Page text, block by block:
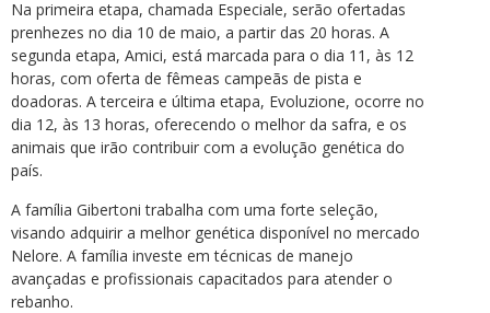
Na primeira etapa, chamada Especiale, serão ofertadas
prenhezes no dia 10 de maio, a partir das 20 horas. A
segunda etapa, Amici, está marcada para o dia 11, às 12
horas, com oferta de fêmeas campeãs de pista e
doadoras. A terceira e última etapa, Evoluzione, ocorre no
dia 12, às 13 horas, oferecendo o melhor da safra, e os
animais que irão contribuir com a evolução genética do
país.
A família Gibertoni trabalha com uma forte seleção,
visando adquirir a melhor genética disponível no mercado
Nelore. A família investe em técnicas de manejo
avançadas e profissionais capacitados para atender o
rebanho.